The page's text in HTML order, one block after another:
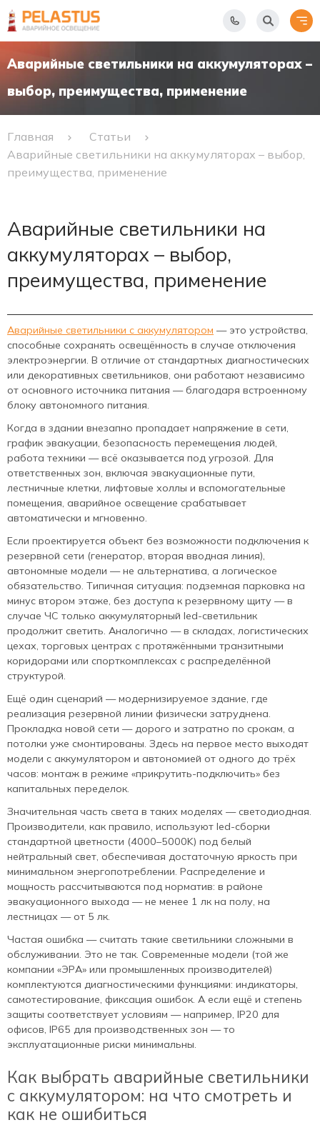
Аварийные светильники на аккумуляторах –
выбор, преимущества, применение
Главная
Статьи
Аварийные светильники на аккумуляторах – выбор,
преимущества, применение
Аварийные светильники на
аккумуляторах – выбор,
преимущества, применение
Аварийные светильники с аккумулятором — это устройства,
способные сохранять освещённость в случае отключения
электроэнергии. В отличие от стандартных диагностических
или декоративных светильников, они работают независимо
от основного источника питания — благодаря встроенному
блоку автономного питания.
Когда в здании внезапно пропадает напряжение в сети,
график эвакуации, безопасность перемещения людей,
работа техники — всё оказывается под угрозой. Для
ответственных зон, включая эвакуационные пути,
лестничные клетки, лифтовые холлы и вспомогательные
помещения, аварийное освещение срабатывает
автоматически и мгновенно.
Если проектируется объект без возможности подключения к
резервной сети (генератор, вторая вводная линия),
автономные модели — не альтернатива, а логическое
обязательство. Типичная ситуация: подземная парковка на
минус втором этаже, без доступа к резервному щиту — в
случае ЧС только аккумуляторный led-светильник
продолжит светить. Аналогично — в складах, логистических
цехах, торговых центрах с протяжёнными транзитными
коридорами или спорткомплексах с распределённой
структурой.
Ещё один сценарий — модернизируемое здание, где
реализация резервной линии физически затруднена.
Прокладка новой сети — дорого и затратно по срокам, а
потолки уже смонтированы. Здесь на первое место выходят
модели с аккумулятором и автономией от одного до трёх
часов: монтаж в режиме «прикрутить-подключить» без
капитальных переделок.
Значительная часть света в таких моделях — светодиодная.
Производители, как правило, используют led-сборки
стандартной цветности (4000–5000K) под белый
нейтральный свет, обеспечивая достаточную яркость при
минимальном энергопотреблении. Распределение и
мощность рассчитываются под норматив: в районе
эвакуационного выхода — не менее 1 лк на полу, на
лестницах — от 5 лк.
Частая ошибка — считать такие светильники сложными в
обслуживании. Это не так. Современные модели (той же
компании «ЭРА» или промышленных производителей)
комплектуются диагностическими функциями: индикаторы,
самотестирование, фиксация ошибок. А если ещё и степень
защиты соответствует условиям — например, IP20 для
офисов, IP65 для производственных зон — то
эксплуатационные риски минимальны.
Как выбрать аварийные светильники
с аккумулятором: на что смотреть и
как не ошибиться